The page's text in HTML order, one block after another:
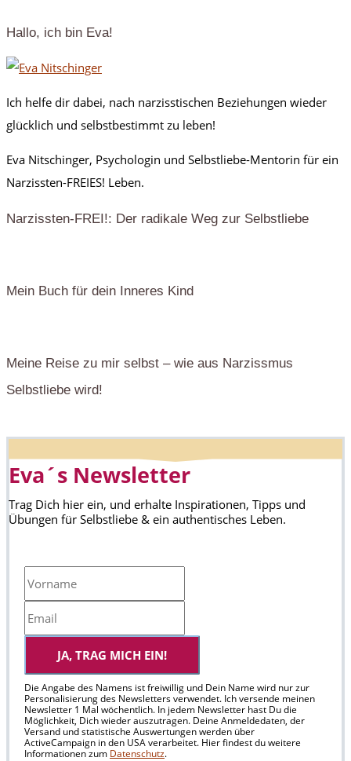
Hallo, ich bin Eva!
Ich helfe dir dabei, nach narzisstischen Beziehungen wieder
glücklich und selbstbestimmt zu leben!
Eva Nitschinger, Psychologin und Selbstliebe-Mentorin für ein
Narzissten-FREIES! Leben.
Narzissten-FREI!: Der radikale Weg zur Selbstliebe
Mein Buch für dein Inneres Kind
Meine Reise zu mir selbst – wie aus Narzissmus
Selbstliebe wird!
Eva´s Newsletter
Trag Dich hier ein, und erhalte Inspirationen, Tipps und
Übungen für Selbstliebe & ein authentisches Leben.
JA, TRAG MICH EIN!
Die Angabe des Namens ist freiwillig und Dein Name wird nur zur
Personalisierung des Newsletters verwendet. Ich versende meinen
Newsletter 1 Mal wöchentlich. In jedem Newsletter hast Du die
Möglichkeit, Dich wieder auszutragen. Deine Anmeldedaten, der
Versand und statistische Auswertungen werden über
ActiveCampaign in den USA verarbeitet. Hier findest du weitere
Informationen zum Datenschutz.